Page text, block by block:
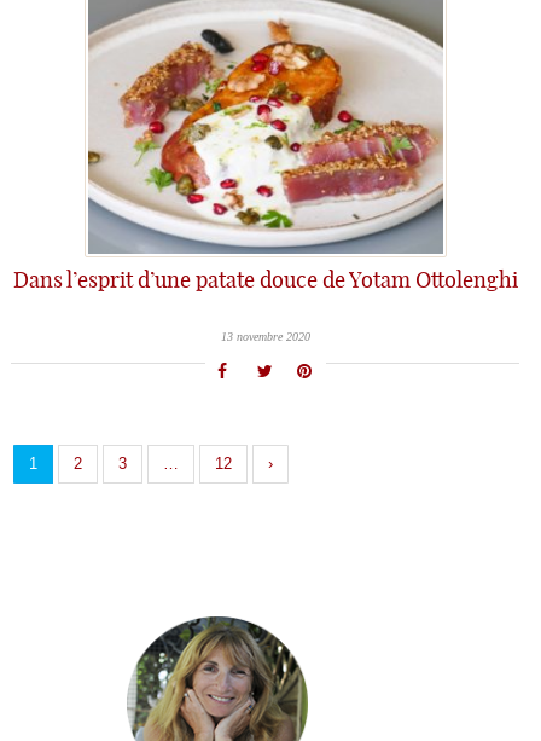
Dans l’esprit d’une patate douce de Yotam Ottolenghi
13 novembre 2020
1 2 3 … 12 ›